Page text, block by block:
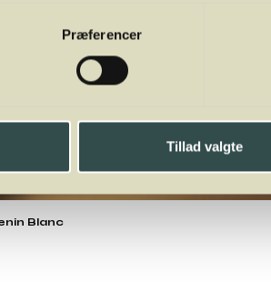
Præferencer
Tillad valgte
Blanc